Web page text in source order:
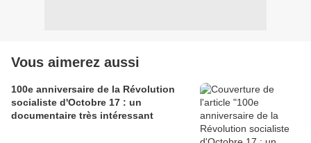
Vous aimerez aussi
100e anniversaire de la Révolution
socialiste d'Octobre 17 : un
documentaire très intéressant